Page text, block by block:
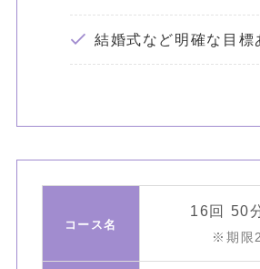
結婚式など明確な目標
コース名
16回 50
※期限